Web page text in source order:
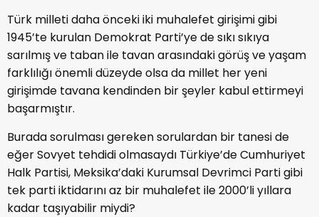
Türk milleti daha önceki iki muhalefet girişimi gibi
1945’te kurulan Demokrat Parti’ye de sıkı sıkıya
sarılmış ve taban ile tavan arasındaki görüş ve yaşam
farklılığı önemli düzeyde olsa da millet her yeni
girişimde tavana kendinden bir şeyler kabul ettirmeyi
başarmıştır.
Burada sorulması gereken sorulardan bir tanesi de
eğer Sovyet tehdidi olmasaydı Türkiye’de Cumhuriyet
Halk Partisi, Meksika’daki Kurumsal Devrimci Parti gibi
tek parti iktidarını az bir muhalefet ile 2000’li yıllara
kadar taşıyabilir miydi?